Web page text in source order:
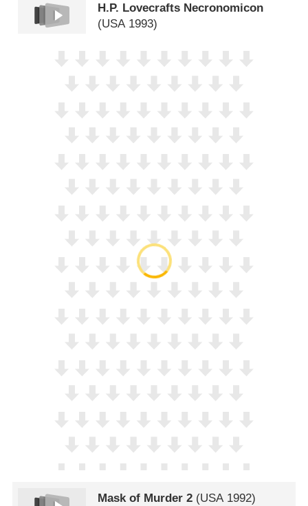
H.P. Lovecrafts Necronomicon
(USA 1993)
Mask of Murder 2 (USA1992)